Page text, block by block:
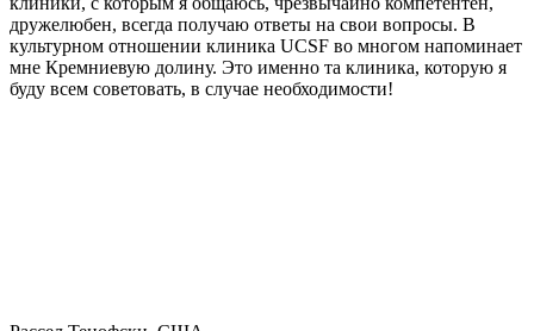
дружелюбен, всегда получаю ответы на свои вопросы. В
культурном отношении клиника UCSF во многом напоминает
мне Кремниевую долину. Это именно та клиника, которую я
буду всем советовать, в случае необходимости!